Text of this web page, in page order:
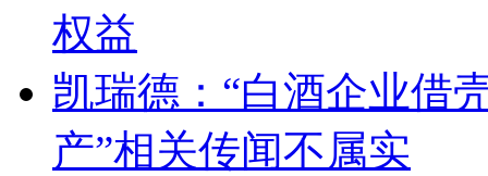
权益
凯瑞德：“白酒企业借
产”相关传闻不属实